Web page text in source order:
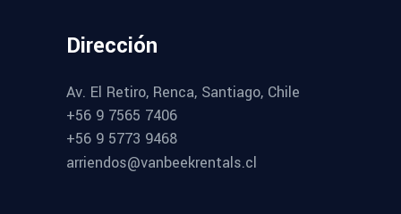
Dirección
Av. El Retiro, Renca, Santiago, Chile
+56 9 7565 7406
+56 9 5773 9468
arriendos@vanbeekrentals.cl